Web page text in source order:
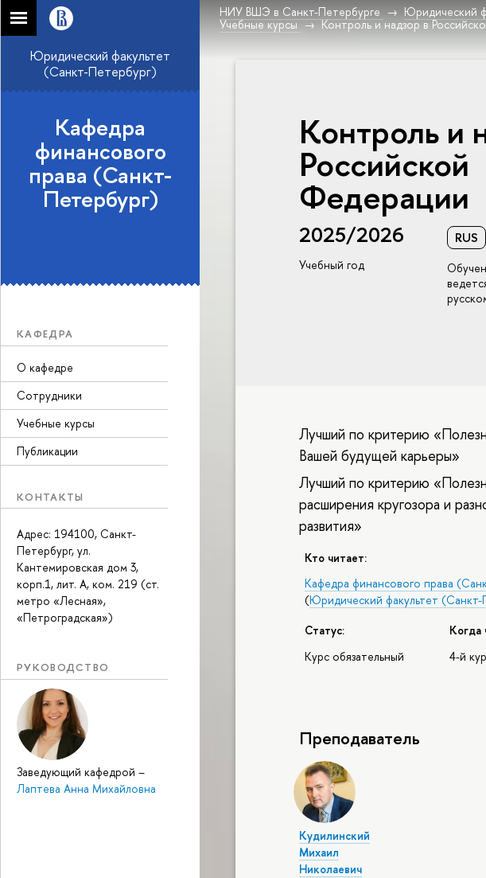
НИУ ВШЭ в Санкт-Петербурге Юридический
Учебные курсы
Контроль и надзор в
Юридический факультет
(Санкт-Петербург)
Кафедра
финансового
права (Санкт-
Петербург)
КАФЕДРА
О кафедре
Сотрудники
Учебные курсы
Публикации
КОНТАКТЫ
Адрес: 194100, Санкт-
Петербург, ул.
Кантемировская дом 3,
корп.1, лит. А, ком. 219 (ст.
метро «Лесная»,
«Петроградская»)
РУКОВОДСТВО
Заведующий кафедрой –
Лаптева Анна Михайловна
Контроль и
Российской
Федерации
2025/2026
Учебный год
RUS
Лучший по критерию
Вашей будущей карьеры»
Лучший по критерию
расширения кругозора и
развития»
Кто читает:
Кафедра финансового права
(Юридический факультет (Санкт-
Статус:
Курс обязательный
Когда
4-й
Преподаватель
Кудилинский
Михаил
Николаевич